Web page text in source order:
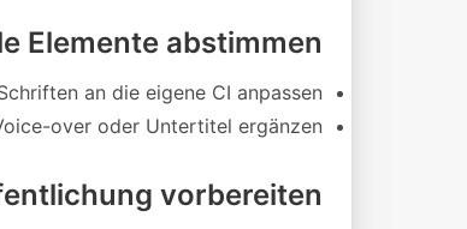
Elemente abstimmen
an die eigene CI anpassen.
over oder Untertitel ergänzen.
vorbereiten